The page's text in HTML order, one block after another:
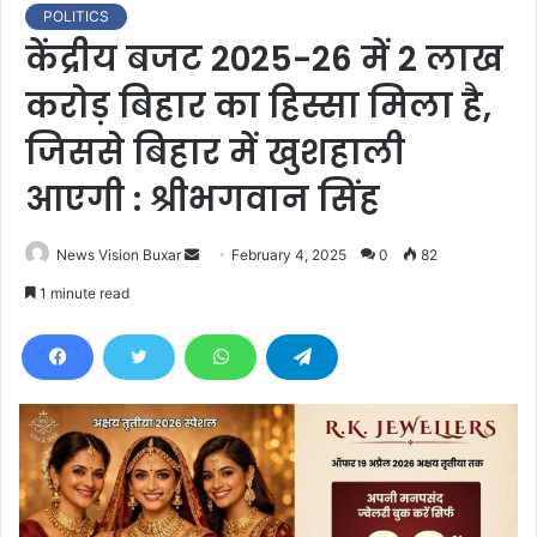
POLITICS
केंद्रीय बजट 2025-26 में 2 लाख
करोड़ बिहार का हिस्सा मिला है,
जिससे बिहार में खुशहाली
आएगी : श्रीभगवान सिंह
News Vision Buxar
d
e
m
a
i
February 4, 2025 0 82
1 minute read